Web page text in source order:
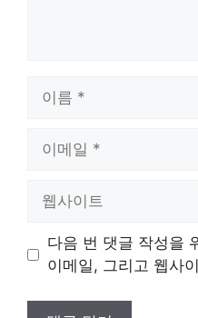
트
다음 번 댓글 작성을
이메일, 그리고 웹사